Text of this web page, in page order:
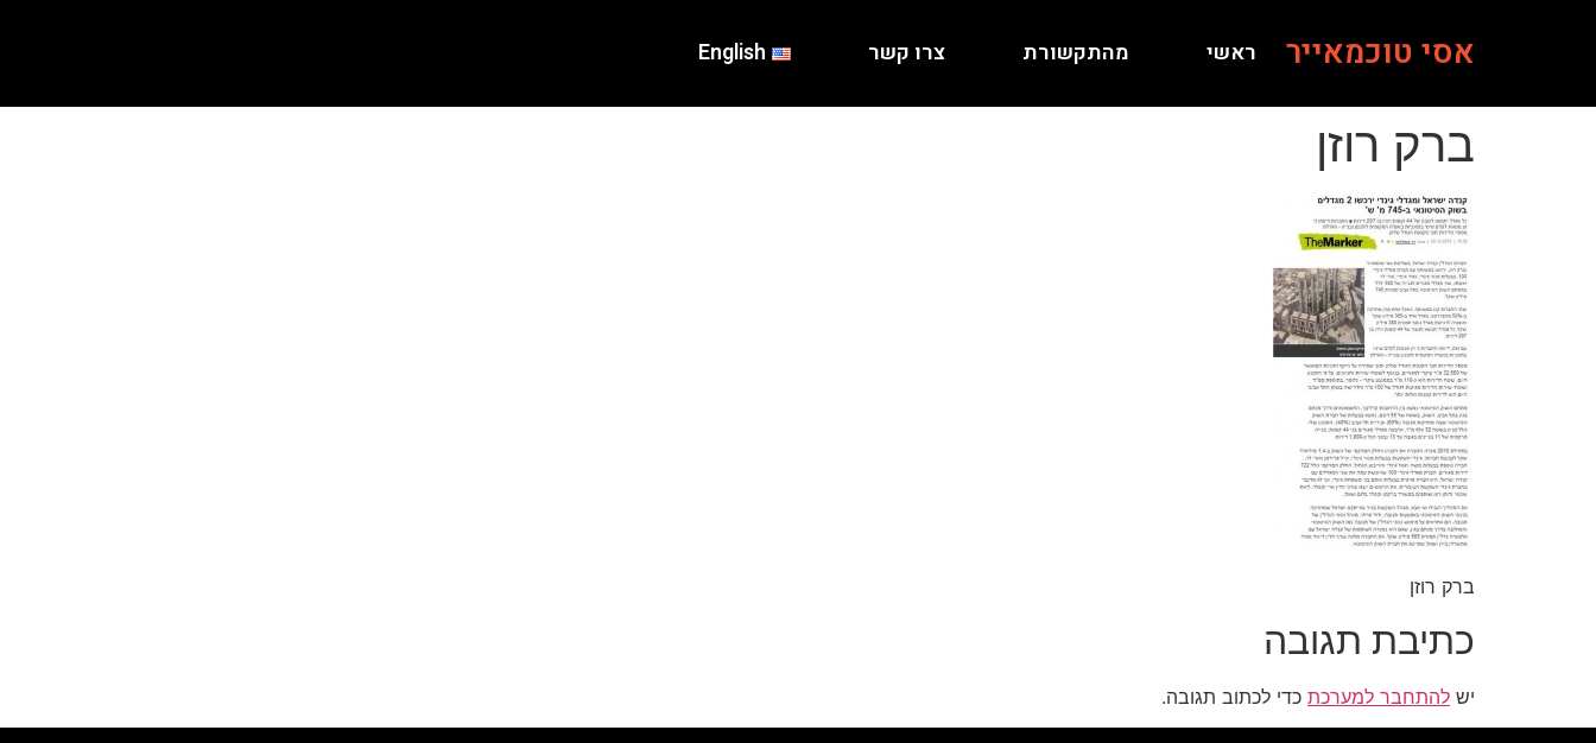
אסי טוכמאייר ראשי מהתקשורת צרו קשר English
ברק רוזן
ברק רוזן
כתיבת תגובה
יש להתחבר למערכת כדי לכתוב תגובה.